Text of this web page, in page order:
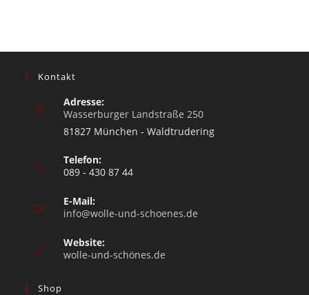
Kontakt
Adresse:
Wasserburger Landstraße 250
81827 München - Waldtrudering
Telefon:
089 - 430 87 44
E-Mail:
info@wolle-und-schoenes.de
Website:
wolle-und-schönes.de
Shop